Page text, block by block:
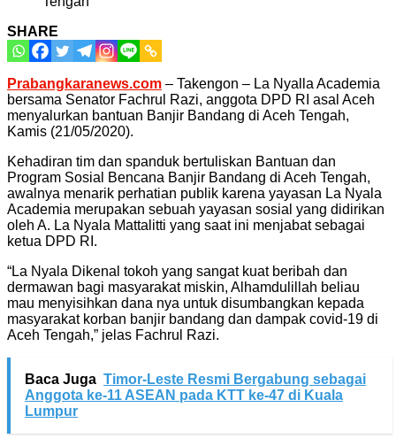
SHARE
Prabangkaranews.com – Takengon – La Nyalla Academia
bersama Senator Fachrul Razi, anggota DPD RI asal Aceh
menyalurkan bantuan Banjir Bandang di Aceh Tengah,
Kamis (21/05/2020).
Kehadiran tim dan spanduk bertuliskan Bantuan dan
Program Sosial Bencana Banjir Bandang di Aceh Tengah,
awalnya menarik perhatian publik karena yayasan La Nyala
Academia merupakan sebuah yayasan sosial yang didirikan
oleh A. La Nyala Mattalitti yang saat ini menjabat sebagai
ketua DPD RI.
“La Nyala Dikenal tokoh yang sangat kuat beribah dan
dermawan bagi masyarakat miskin, Alhamdulillah beliau
mau menyisihkan dana nya untuk disumbangkan kepada
masyarakat korban banjir bandang dan dampak covid-19 di
Aceh Tengah,” jelas Fachrul Razi.
Baca Juga Timor-Leste Resmi Bergabung sebagai
Anggota ke-11 ASEAN pada KTT ke-47 di Kuala
Lumpur